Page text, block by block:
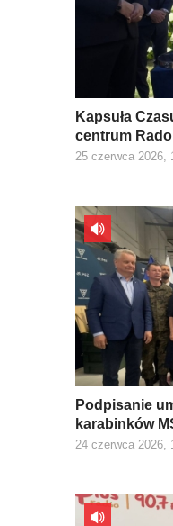
Kapsuła
centrum
25 czerwca 2026,
Podpisanie
karabinków
24 czerwca 2026,